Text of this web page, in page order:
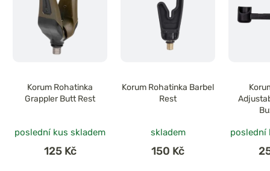
Korum Rohatinka
Grappler Butt Rest
poslední kus skladem
125 Kč
Korum Rohatinka Barbel
Rest
skladem
150 Kč
poslední